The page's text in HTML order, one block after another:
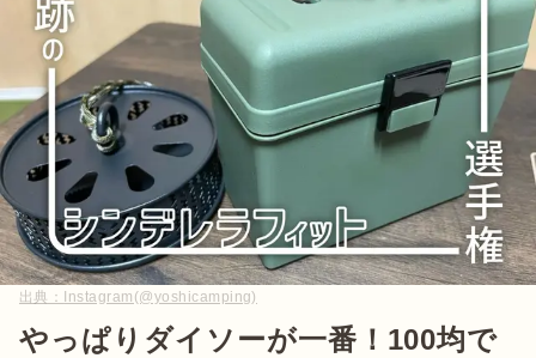
出典： Instagram(@yoshicamping)
やっぱりダイソーが一番！100均で